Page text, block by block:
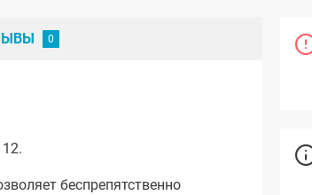
беспрепятственно